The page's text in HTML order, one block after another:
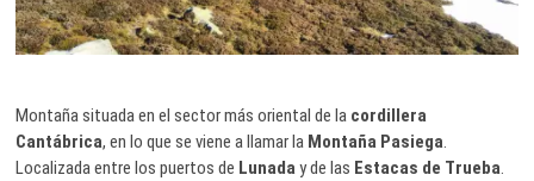
Montaña situada en el sector más oriental de la cordillera
Cantábrica, en lo que se viene a llamar la Montaña Pasiega.
Localizada entre los puertos de Lunaday de las Estacas de Trueba.